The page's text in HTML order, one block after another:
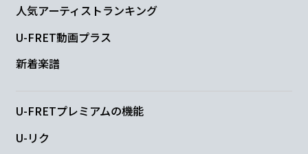
人気アーティストランキング
U-FRET動画プラス
新着楽譜
U-FRETプレミアムの機能
U-リク